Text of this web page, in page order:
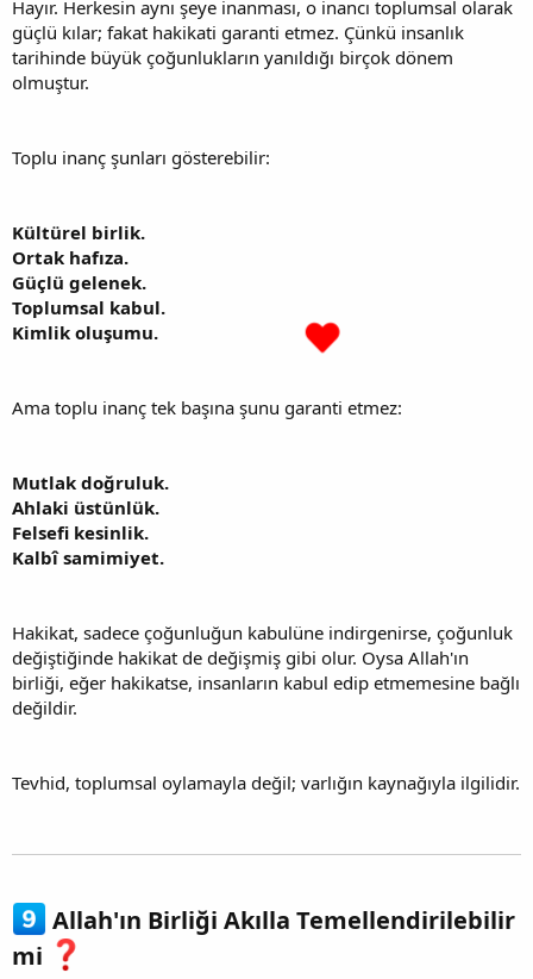
Hayır. Herkesin aynı şeye inanması, o inancı toplumsal olarak
güçlü kılar; fakat hakikati garanti etmez. Çünkü insanlık
tarihinde büyük çoğunlukların yanıldığı birçok dönem
olmuştur.
Toplu inanç şunları gösterebilir:
Kültürel birlik.
Ortak hafıza.
Güçlü gelenek.
Toplumsal kabul.
Kimlik oluşumu.
Ama toplu inanç tek başına şunu garanti etmez:
Mutlak doğruluk.
Ahlaki üstünlük.
Felsefi kesinlik.
Kalbî samimiyet.
Hakikat, sadece çoğunluğun kabulüne indirgenirse, çoğunluk
değiştiğinde hakikat de değişmiş gibi olur. Oysa Allah'ın
birliği, eğer hakikatse, insanların kabul edip etmemesine bağlı
değildir.
Tevhid, toplumsal oylamayla değil; varlığın kaynağıyla ilgilidir.
Allah'ın Birliği Akılla Temellendirilebilir
mi